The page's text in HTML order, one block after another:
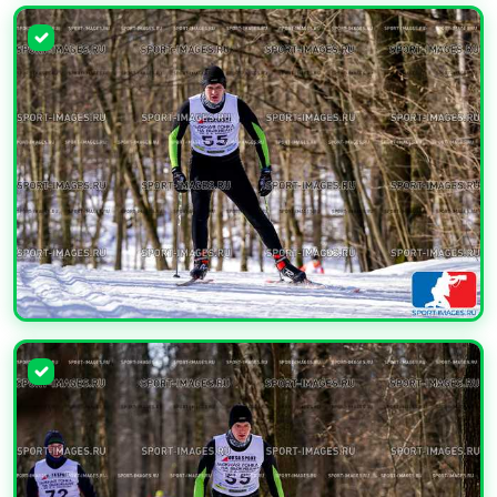
УВЕЛИЧИТЬ
УВЕЛИЧИТЬ